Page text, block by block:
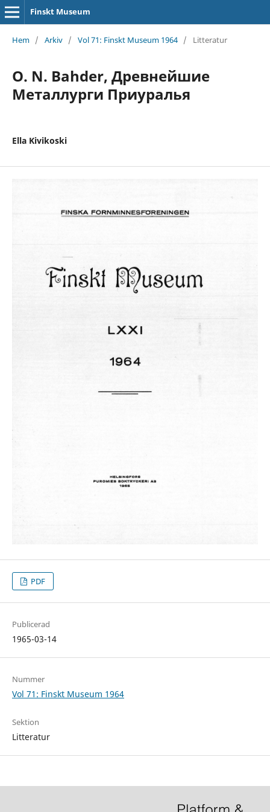
Finskt Museum
Hem / Arkiv / Vol 71: Finskt Museum 1964 / Litteratur
O. N. Bahder, Древнейшие
Металлурги Приуралья
Ella Kivikoski
PDF
Publicerad
1965-03-14
Nummer
Vol 71: Finskt Museum 1964
Sektion
Litteratur